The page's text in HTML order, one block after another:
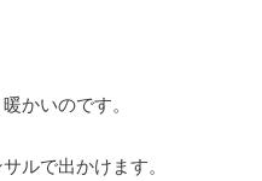
かいのです。
ルで出かけます。